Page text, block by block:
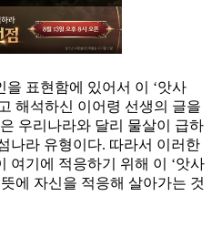
표현함에 있어서 이 ‘앗사
해석하신 이어령 선생의 글을
우리나라와 달리 물살이 급하
나라 유형이다. 따라서 이러한
여기에 적응하기 위해 이 ‘앗사
에 자신을 적응해 살아가는 것